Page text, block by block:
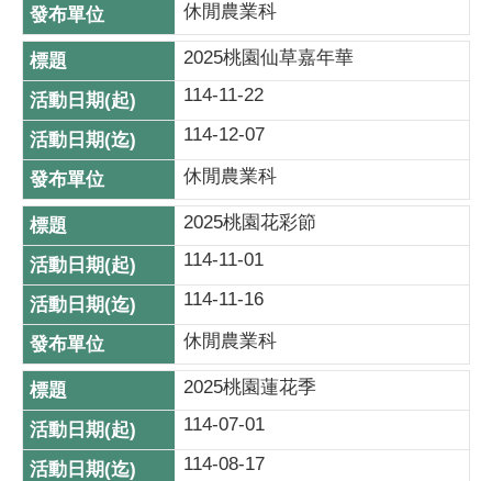
休閒農業科
2025桃園仙草嘉年華
114-11-22
114-12-07
休閒農業科
2025桃園花彩節
114-11-01
114-11-16
休閒農業科
2025桃園蓮花季
114-07-01
114-08-17